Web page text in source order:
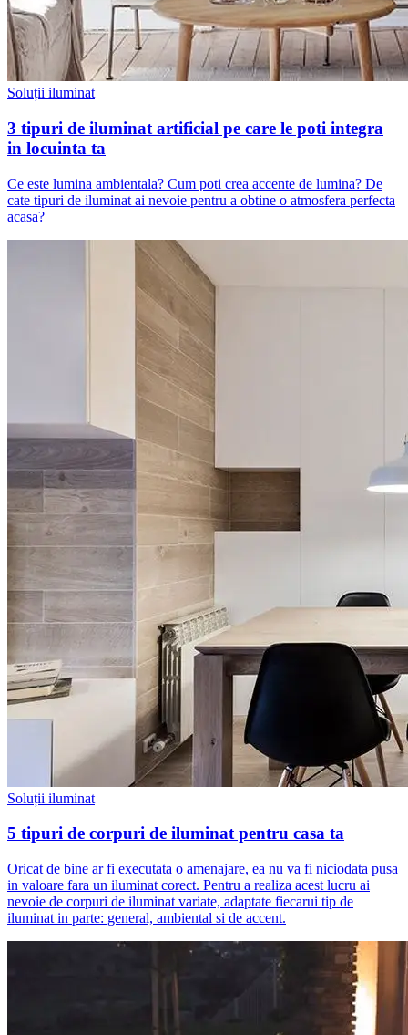
Soluții iluminat
3 tipuri de iluminat artificial pe care le poti integra
in locuinta ta
Ce este lumina ambientala? Cum poti crea accente de lumina? De
cate tipuri de iluminat ai nevoie pentru a obtine o atmosfera perfecta
acasa?
Soluții iluminat
5 tipuri de corpuri de iluminat pentru casa ta
Oricat de bine ar fi executata o amenajare, ea nu va fi niciodata pusa
in valoare fara un iluminat corect. Pentru a realiza acest lucru ai
nevoie de corpuri de iluminat variate, adaptate fiecarui tip de
iluminat in parte: general, ambiental si de accent.